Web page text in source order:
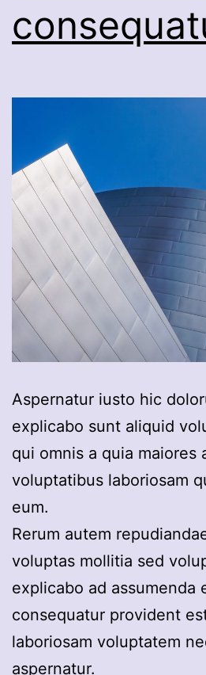
Aspernatur iusto hic
explicabo sunt aliquid
qui omnis a quia maiores
voluptatibus laboriosam
eum.
Rerum autem
voluptas mollitia sed
explicabo ad assumenda
consequatur provident
laboriosam voluptatem
aspernatur.